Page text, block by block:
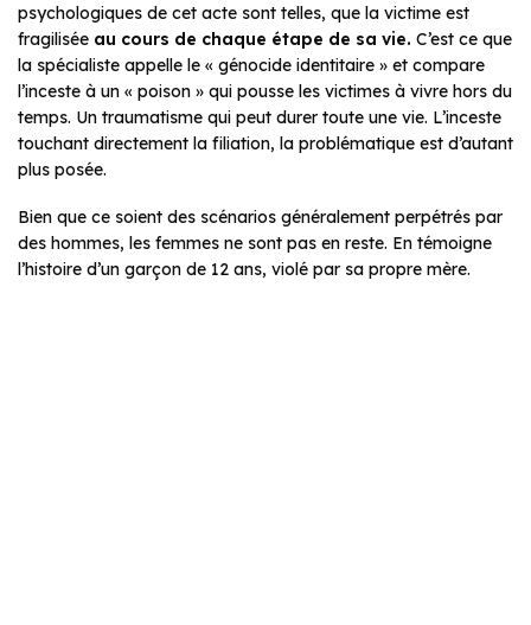
psychologiques de cet acte sont telles, que la victime est
fragilisée au cours de chaque étape de sa vie. C’est ce que
la spécialiste appelle le « génocide identitaire » et compare
l’inceste à un « poison » qui pousse les victimes à vivre hors du
temps. Un traumatisme qui peut durer toute une vie. L’inceste
touchant directement la filiation, la problématique est d’autant
plus posée.
Bien que ce soient des scénarios généralement perpétrés par
des hommes, les femmes ne sont pas en reste. En témoigne
l’histoire d’un garçon de 12 ans, violé par sa propre mère.